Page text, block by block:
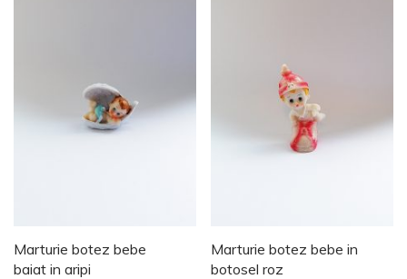
Marturie botez bebe
baiat in aripi
Marturie botez bebe in
botosel roz